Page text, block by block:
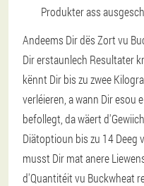
Produkter ass
Andeems Dir dës Zort vu
Dir erstaunlech Resultater
kënnt Dir bis zu zwee
verléieren, a wann Dir esou
befollegt, da wäert
Diätoptioun bis zu 14 Deeg
musst Dir mat anere
d'Quantitéit vu Buckwheat